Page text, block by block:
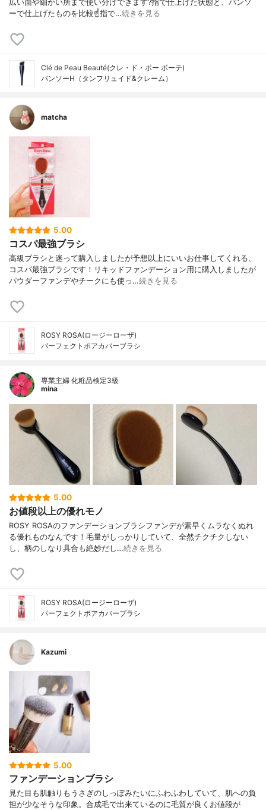
広い面や細かい所まで使い分けできます?指で仕上げた状態と、パンソ
ーで仕上げたものを比較☝️指で…続きを見る
Clé de Peau Beauté(クレ・ド・ポー ボーテ)
パンソーH（タンフリュイド&クレーム）
matcha
5.00
コスパ最強ブラシ
高級ブラシと迷って購入しましたが予想以上にいいお仕事してくれる、
コスパ最強ブラシです！リキッドファンデーション用に購入しましたが
パウダーファンデやチークにも使っ…続きを見る
ROSY ROSA(ロージーローザ)
パーフェクトポアカバーブラシ
専業主婦 化粧品検定3級
mina
5.00
お値段以上の優れモノ
ROSY ROSAのファンデーションブラシファンデが素早くムラなくぬれ
る優れものなんです！毛量がしっかりしていて、全然チクチクしない
し、柄のしなり具合も絶妙だし…続きを見る
ROSY ROSA(ロージーローザ)
パーフェクトポアカバーブラシ
Kazumi
5.00
ファンデーションブラシ
見た目も肌触りもうさぎのしっぽみたいにふわふわしていて、肌への負
担が少なそうな印象。合成毛で出来ているのに毛質が良くお値段が